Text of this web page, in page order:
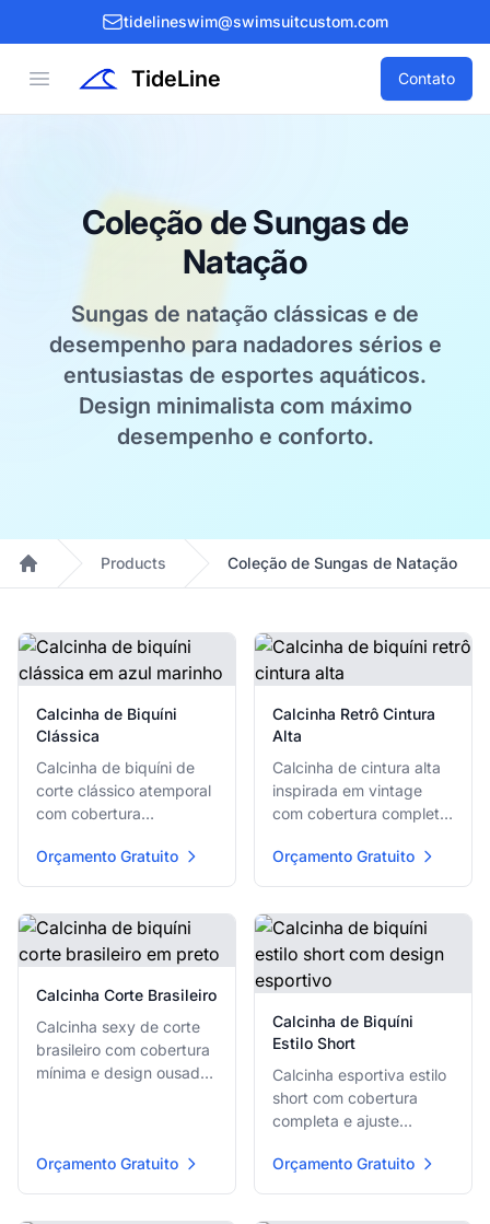
tidelineswim@swimsuitcustom.com
Open menu TideLine Contato
Coleção de Sungas de
Natação
Sungas de natação clássicas e de
desempenho para nadadores sérios e
entusiastas de esportes aquáticos.
Design minimalista com máximo
desempenho e conforto.
Home
Products Coleção de Sungas de Natação
Products
Calcinha de Biquíni
Clássica
Calcinha de biquíni de
corte clássico atemporal
com cobertura
confortável para uso
durante todo o dia.
Orçamento Gratuito
Calcinha Retrô Cintura
Alta
Calcinha de cintura alta
inspirada em vintage
com cobertura completa
todos os tipos de corpo.
Orçamento Gratuito
Calcinha Corte Brasileiro
Calcinha sexy de corte
brasileiro com cobertura
mínima e design ousado
Orçamento Gratuito
Calcinha de Biquíni
Estilo Short
Calcinha esportiva estilo
short com cobertura
completa e ajuste
dias ativos na praia.
Orçamento Gratuito